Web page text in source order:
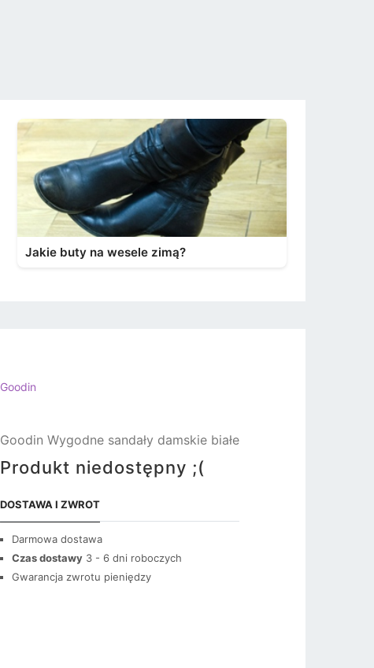
Jakie buty na wesele zimą?
Goodin
Goodin Wygodne sandały damskie białe
Produkt niedostępny ;(
DOSTAWA I ZWROT
Darmowa dostawa
Czas dostawy 3 - 6 dni roboczych
Gwarancja zwrotu pieniędzy